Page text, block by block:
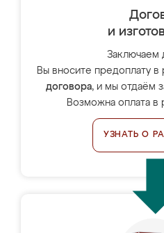
и
Заключаем
Вы вносите предоплату в
договора, и мы отдаём
Возможна оплата в
УЗНАТЬ О